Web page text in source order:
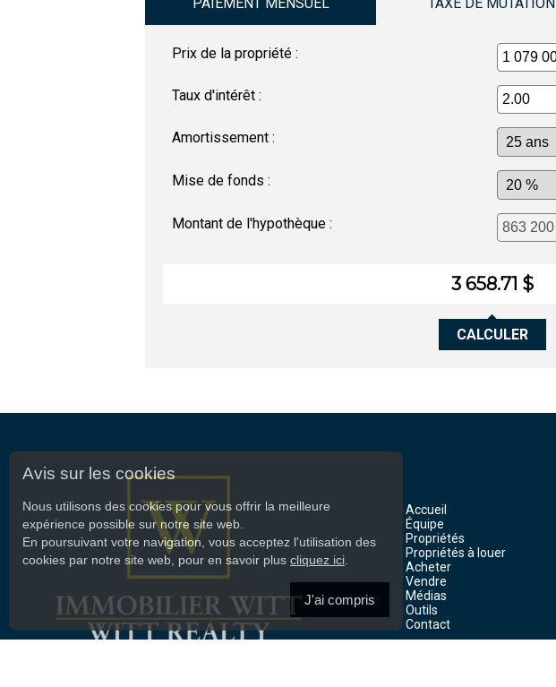
Prix de la propriété :
Taux d'intérêt :
Amortissement :
Mise de fonds :
Montant de l'hypothèque :
3 658.71 $
CALCULER
Accueil
Équipe
Propriétés
Propriétés à louer
Acheter
Vendre
Médias
Outils
Contact
Avis sur les cookies
Nous utilisons des cookies pour vous offrir la meilleure
expérience possible sur notre site web.
En poursuivant votre navigation, vous acceptez l'utilisation des
cookies par notre site web, pour en savoir plus cliquez ici
J'ai compris